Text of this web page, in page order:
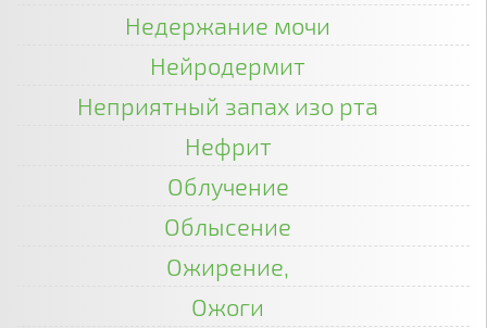
Недержание мочи
Нейродермит
Неприятный запах изо рта
Нефрит
Облучение
Облысение
Ожирение,
Ожоги